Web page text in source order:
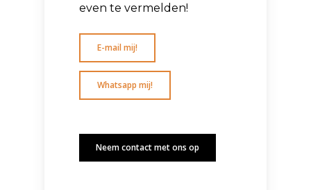
even te vermelden!
E-mail mij!
Whatsapp mij!
Neem contact met ons op